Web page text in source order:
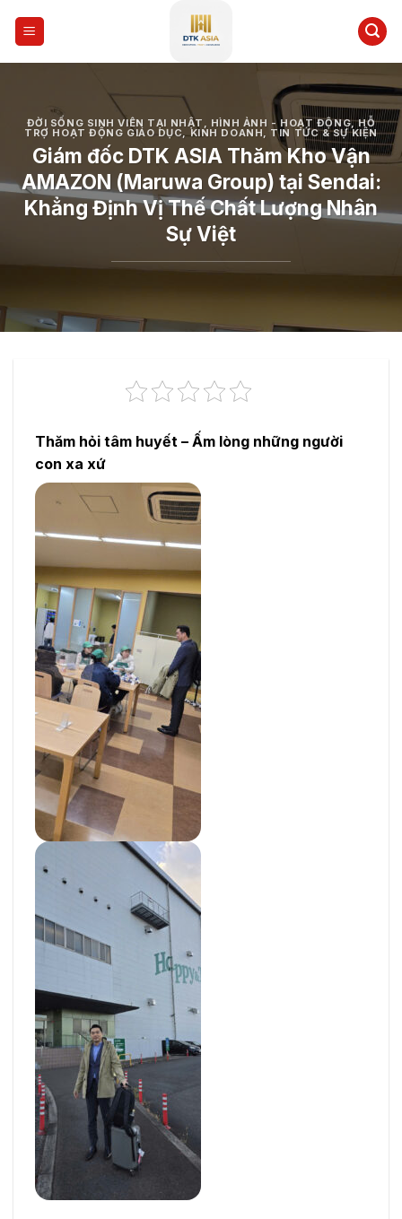
ĐỜI SỐNG SINH VIÊN TẠI NHẬT HÌNH ẢNH - HOẠT ĐỘNG,HỖ
TRỢ HOẠT ĐỘNG GIÁO DỤC KINH DOANH TIN TỨC & SỰ KIỆN
Giám đốc DTK ASIA Thăm Kho Vận
AMAZON (Maruwa Group) tại Sendai:
Khẳng Định Vị Thế Chất Lượng Nhân
Sự Việt
Thăm hỏi tâm huyết – Ấm lòng những người
con xa xứ